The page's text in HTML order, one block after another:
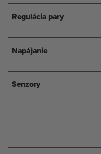
Regulácia pary
Napájanie
Senzory